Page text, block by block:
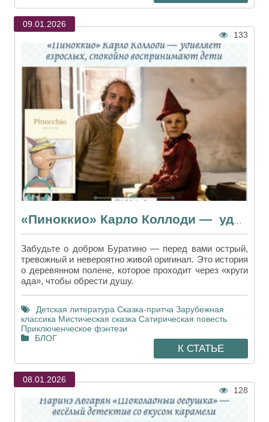
09.01.2026
133
Забудьте о добром Буратино — перед вами острый,
тревожный и невероятно живой оригинал. Это история
о деревянном полене, которое проходит через «круги
ада», чтобы обрести душу.
Детская литература Сказка-притча Зарубежная
классика Мистическая сказка Сатирическая повесть
Приключенческое фэнтези
БЛОГ
К СТАТЬЕ
08.01.2026
128